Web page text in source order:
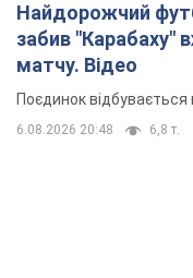
Найдорожчий
забив "Карабаху"
матчу. Відео
Поєдинок відбувається
6.08.2026 20:48 6,8 т.